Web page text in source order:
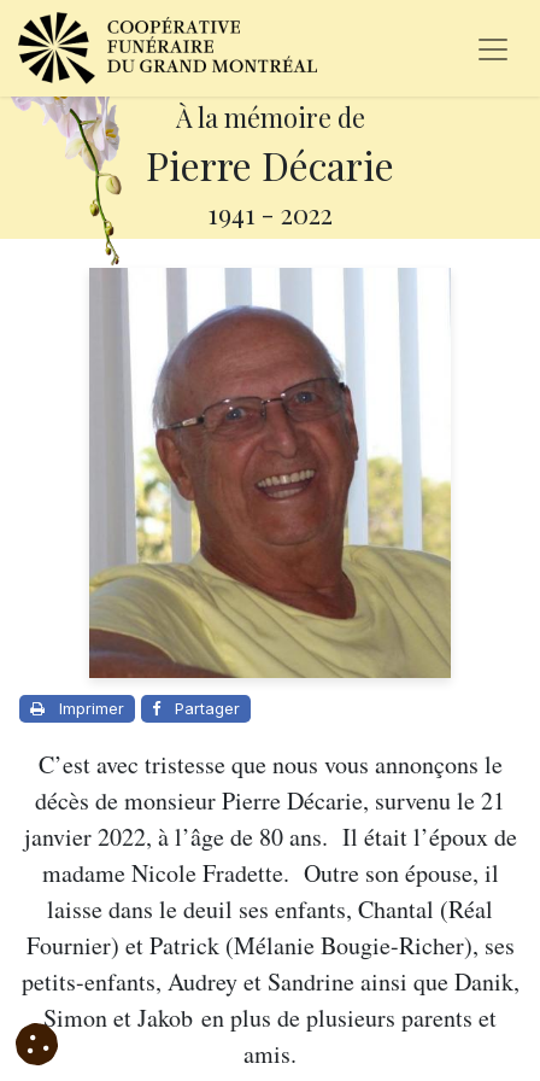
À la mémoire de
Pierre Décarie
1941 - 2022
Imprimer Partager
C’est avec tristesse que nous vous annonçons le
décès de monsieur Pierre Décarie, survenu le 21
janvier 2022, à l’âge de 80 ans. Il était l’époux de
madame Nicole Fradette. Outre son épouse, il
laisse dans le deuil ses enfants, Chantal (Réal
Fournier) et Patrick (Mélanie Bougie-Richer), ses
petits-enfants, Audrey et Sandrine ainsi que Danik,
Simon et Jakob en plus de plusieurs parents et
amis.